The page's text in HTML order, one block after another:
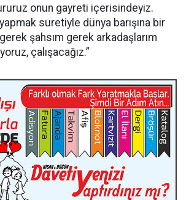
onun gayreti içerisindeyiz.
suretiyle dünya barışına bir
şahsım gerek arkadaşlarım
çalışacağız.”